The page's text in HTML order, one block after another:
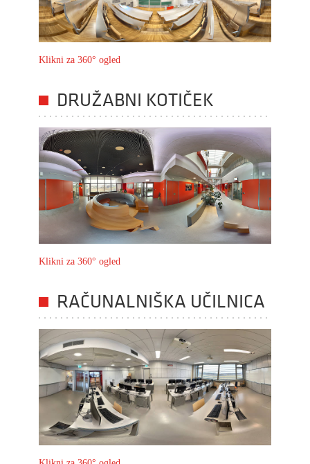
Klikni za 360° ogled
DRUŽABNI KOTIČEK
Klikni za 360° ogled
RAČUNALNIŠKA UČILNICA